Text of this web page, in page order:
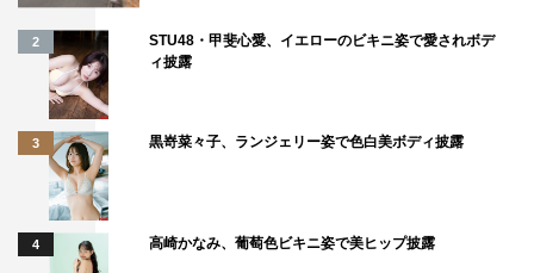
2
STU48・甲斐心愛、イエローのビキニ姿で愛されボデ
ィ披露
3 黒嵜菜々子、ランジェリー姿で色白美ボディ披露
4 高崎かなみ、葡萄色ビキニ姿で美ヒップ披露